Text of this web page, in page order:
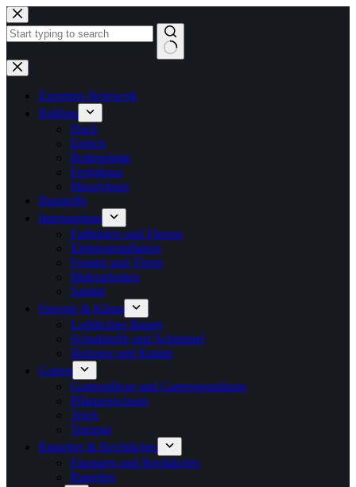
Zum
Inhalt
springen
Keine
Ergebnisse
Experten-Netzwerk
Rohbau
Dach
Estrich
Bodenplatte
Fertighaus
Massivhaus
Baustoffe
Innenausbau
Fußböden und Fliesen
Elektroinstallation
Fenster und Türen
Malerarbeiten
Sanitär
Energie & Klima
Luftdichtes Bauen
Schadstoffe und Schimmel
Heizung und Kamin
Garten
Gartenpflege und Gartengestaltung
Pflanzenwissen
Teich
Terrasse
Ratgeber & Rechtliches
Finanzen und Rechtliches
Ratgeber